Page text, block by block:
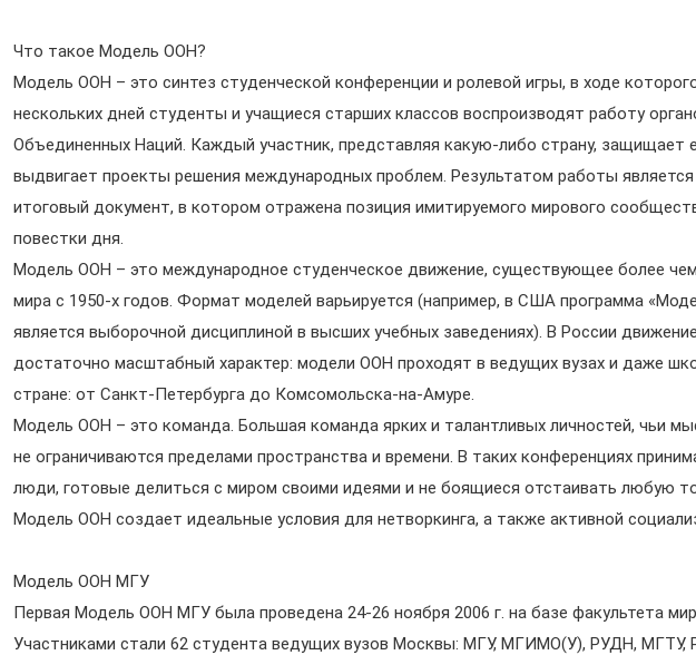
Что такое Модель ООН?
Модель ООН – это синтез студенческой конференции и ролевой игры, в ходе
нескольких дней студенты и учащиеся старших классов воспроизводят работу
Объединенных Наций. Каждый участник, представляя какую-либо страну, защищает
выдвигает проекты решения международных проблем. Результатом работы
итоговый документ, в котором отражена позиция имитируемого мирового
повестки дня.
Модель ООН – это международное студенческое движение, существующее более
мира с 1950-х годов. Формат моделей варьируется (например, в США программа
является выборочной дисциплиной в высших учебных заведениях). В России
достаточно масштабный характер: модели ООН проходят в ведущих вузах и даже
стране: от Санкт-Петербурга до Комсомольска-на-Амуре.
Модель ООН – это команда. Большая команда ярких и талантливых личностей, чьи
не ограничиваются пределами пространства и времени. В таких конференциях
люди, готовые делиться с миром своими идеями и не боящиеся отстаивать любую
Модель ООН создает идеальные условия для нетворкинга, а также активной
Модель ООН МГУ
Первая Модель ООН МГУ была проведена 24-26 ноября 2006 г. на базе факультета
Участниками стали 62 студента ведущих вузов Москвы: МГУ, МГИМО(У), РУДН, МГТУ,